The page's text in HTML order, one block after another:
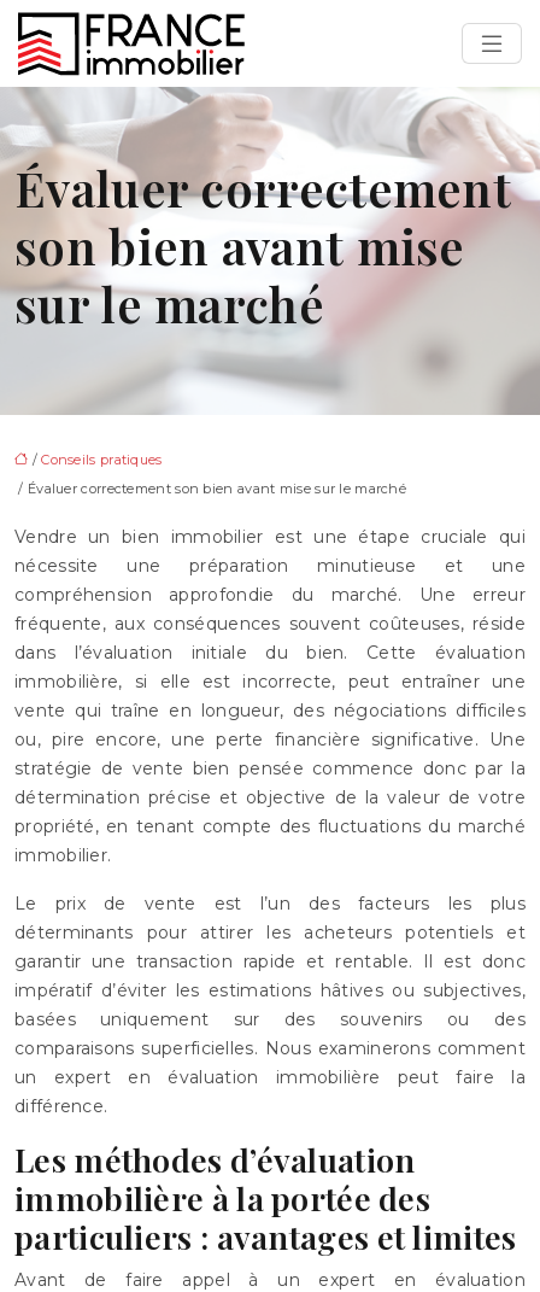
Évaluer correctement
son bien avant mise
sur le marché
/Conseils pratiques
/ Évaluer correctement son bien avant mise sur le marché
Vendre un bien immobilier est une étape cruciale qui
nécessite une préparation minutieuse et une
compréhension approfondie du marché. Une erreur
fréquente, aux conséquences souvent coûteuses, réside
dans l’évaluation initiale du bien. Cette évaluation
immobilière, si elle est incorrecte, peut entraîner une
vente qui traîne en longueur, des négociations difficiles
ou, pire encore, une perte financière significative. Une
stratégie de vente bien pensée commence donc par la
détermination précise et objective de la valeur de votre
propriété, en tenant compte des fluctuations du marché
immobilier.
Le prix de vente est l’un des facteurs les plus
déterminants pour attirer les acheteurs potentiels et
garantir une transaction rapide et rentable. Il est donc
impératif d’éviter les estimations hâtives ou subjectives,
basées uniquement sur des souvenirs ou des
comparaisons superficielles. Nous examinerons comment
un expert en évaluation immobilière peut faire la
différence.
Les méthodes d’évaluation
immobilière à la portée des
particuliers : avantages et limites
Avant de faire appel à un expert en évaluation